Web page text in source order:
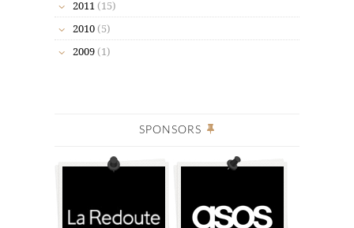
2011 (15)
2010 (5)
2009 (1)
SPONSORS